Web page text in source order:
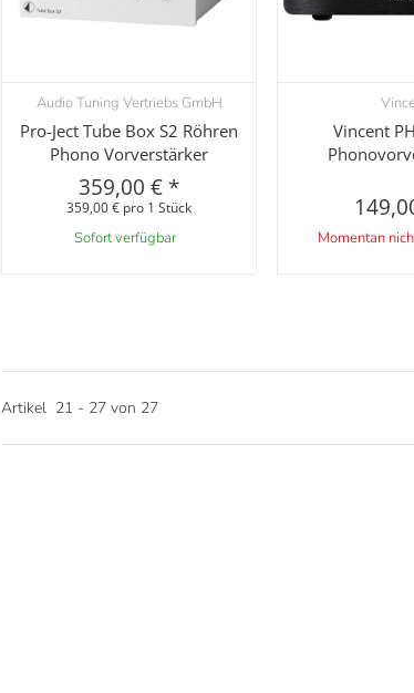
Vorschau
Audio Tuning Vertriebs GmbH
Pro-Ject Tube Box S2 Röhren
Phono Vorverstärker
359,00 € *
359,00 € pro 1 Stück
Sofort verfügbar
Vincent
Momentan
Artikel 21 - 27 von 27